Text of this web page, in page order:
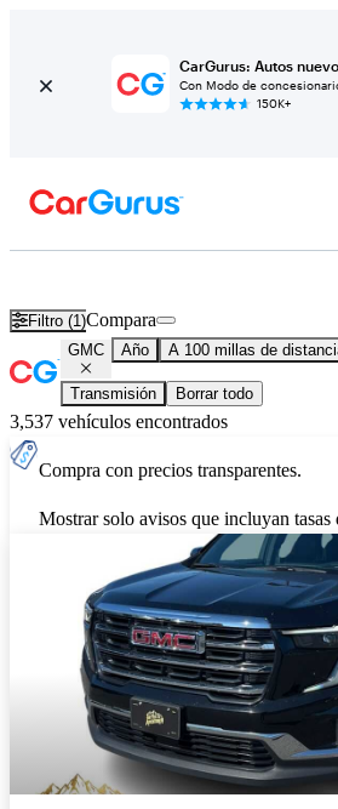
CarGurus: Autos
Con Modo de
150K+
Filtro (1)Compara
GMC Año A 100 millas de
Transmisión Borrar todo
3,537 vehículos encontrados
Compra con precios transparentes.
Mostrar solo avisos que incluyan tasas